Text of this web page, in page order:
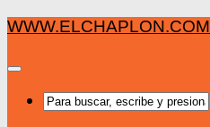
Saltar
contenido
WWW.ELCHAPLON.COM